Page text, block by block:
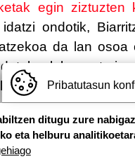
egin ziztuzten
ondotik,
da lan
laburmetraia,
du animatzaile-
Pribatutasun
ditugu zure
eta helburu